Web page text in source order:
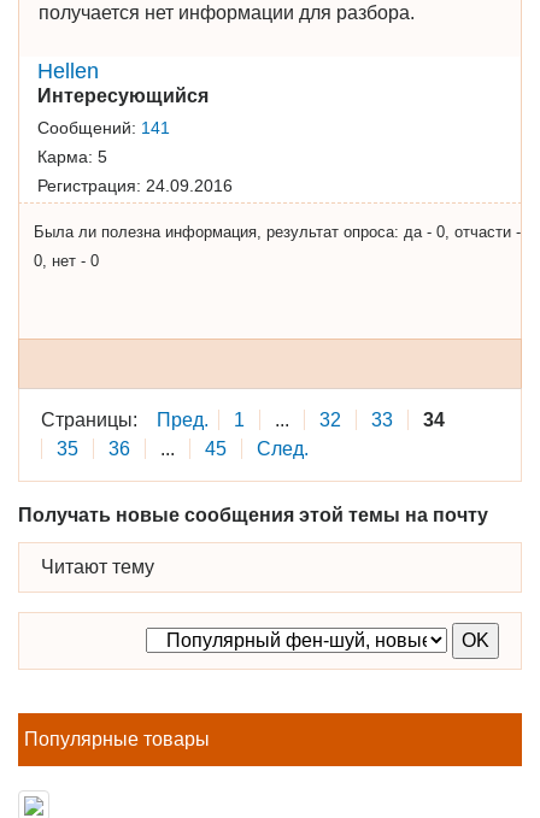
получается нет информации для разбора.
Hellen
Интересующийся
Сообщений: 141
Карма: 5
Регистрация: 24.09.2016
Была ли полезна информация, результат опроса: да - 0, отчасти -
0, нет - 0
Страницы: Пред. 1 ... 32 33
34
35
36 ... 45 След.
Получать новые сообщения этой темы на почту
Читают тему
Популярные товары